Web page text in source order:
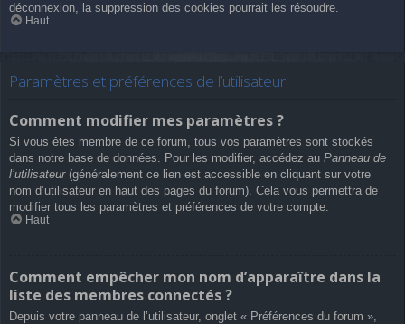
déconnexion, la suppression des cookies pourrait les résoudre.
Haut
Paramètres et préférences de l’utilisateur
Comment modifier mes paramètres ?
Si vous êtes membre de ce forum, tous vos paramètres sont stockés
dans notre base de données. Pour les modifier, accédez au Panneau de
l’utilisateur(généralement ce lien est accessible en cliquant sur votre
nom d’utilisateur en haut des pages du forum). Cela vous permettra de
modifier tous les paramètres et préférences de votre compte.
Haut
Comment empêcher mon nom d’apparaître dans la
liste des membres connectés ?
Depuis votre panneau de l’utilisateur, onglet « Préférences du forum »,